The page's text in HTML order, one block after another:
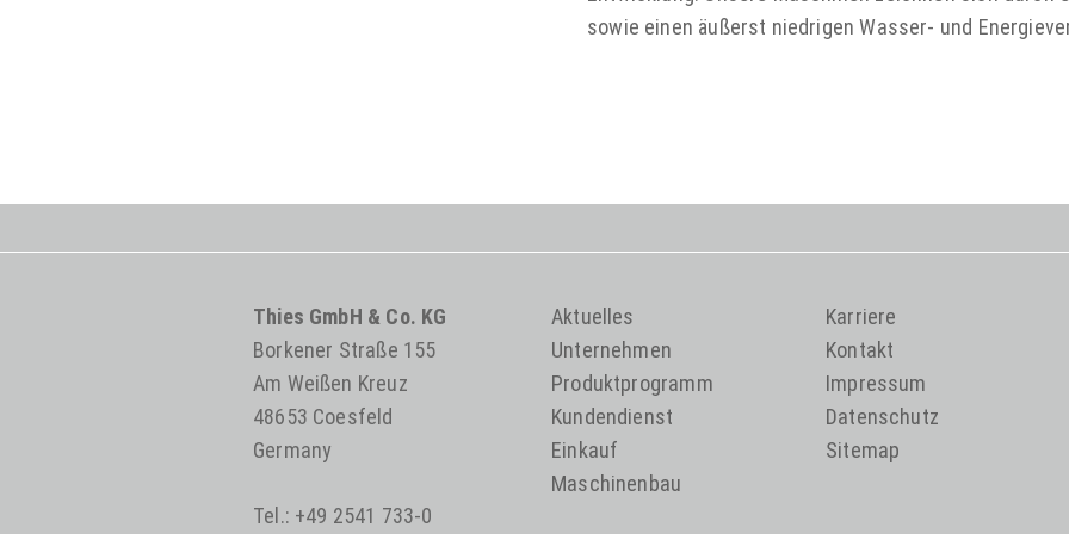
sowie einen äußerst niedrigen Wasser- und
Thies GmbH & Co. KG
Borkener Straße 155
Am Weißen Kreuz
48653 Coesfeld
Germany
Tel.: +49 2541 733-0
Aktuelles
Unternehmen
Produktprogramm
Kundendienst
Einkauf
Maschinenbau
Karriere
Kontakt
Impressum
Datenschutz
Sitemap